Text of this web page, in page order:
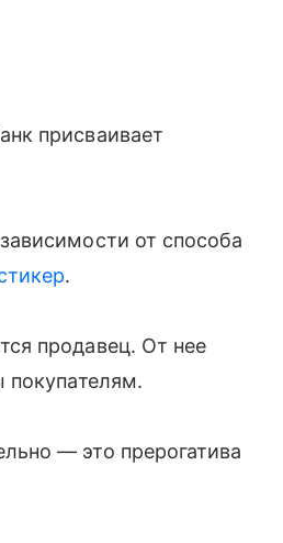
присваивает
от способа
.
продавец. От нее
покупателям.
— это прерогатива